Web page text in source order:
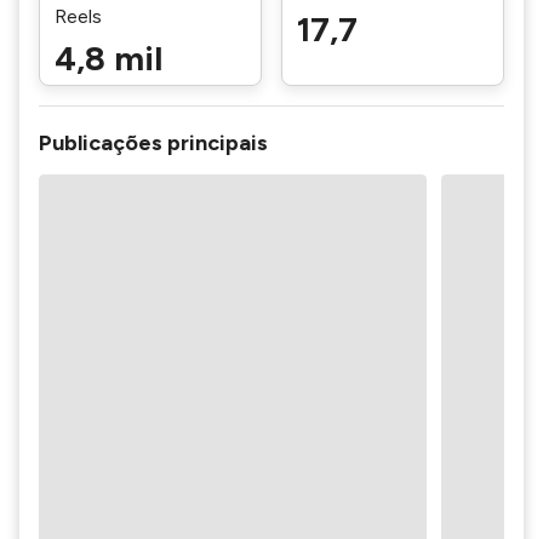
Reels
4,8 mil
17,7
Publicações principais